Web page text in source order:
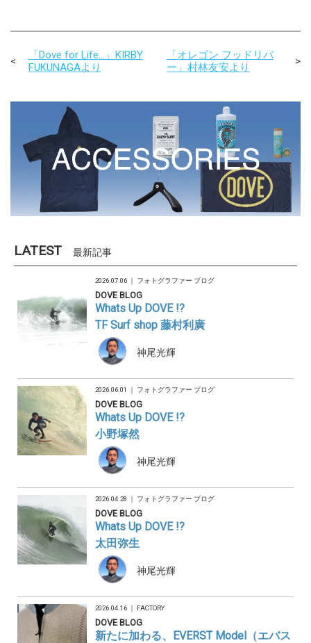
「Dove for Life…」KIRBY
FUKUNAGAより
「オレゴン フッドリバ
ー」村林友安より
LATEST 最新記事
2026.07.06 ｜ フォトグラファー ブログ
DOVE BLOG
Whats Up DOVE !?
TF Surf shop 藤村利廣
神尾光輝
2026.06.01 ｜ フォトグラファー ブログ
DOVE BLOG
Whats Up DOVE !?
小野塚然
神尾光輝
2026.04.28 ｜ フォトグラファー ブログ
DOVE BLOG
Whats Up DOVE !?
太田弥生
神尾光輝
2026.04.16 ｜ FACTORY
DOVE BLOG
新たに加わる、EVERST Model（エバス